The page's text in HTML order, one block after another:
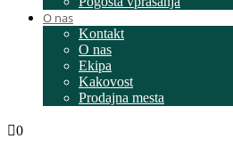
O nas
Kontakt
O nas
Ekipa
Kakovost
Prodajna mesta
0